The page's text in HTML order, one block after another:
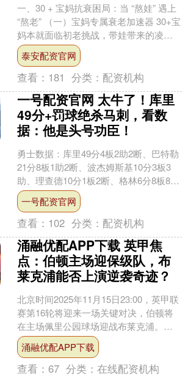
一、30 + 宝妈抗衰困局：当 “熬娃” 遇上
“熬老” （一）宝妈专属衰老加速器 30+宝
妈本就面临初老挑战，带娃带来的凌晨
哺乳、昼夜颠倒，让激素波动加剧，
还....
泰安配资官网
查看： 181 分类： 配资机构
一号配资官网 太牛了！库里
49分+罚球绝杀马刺，看数
据：他是头号功臣！
勇士数据：库里49分4板2助2断、巴特勒
21分8板1助2断、波杰姆斯基10分3板3
助、理查德10分1板2断、格林6分8板8助
3帽、佩顿6分3板2助、穆迪4分3板....
一号配资官网
查看： 102 分类： 配资机构
涌融优配APP下载 英甲焦
点：伯顿主场迎保级队，布
莱克浦能否上演逆袭奇迹？
北京时间2025年11月15日23:00，英甲联
赛第16轮将迎来一场关键对决，伯顿将
在主场佩里公园球场迎战布莱克浦。作
为联赛中游球队与保级区球队的直接对
话，这场....
涌融优配APP下载
查看：67 分类：在线配资机构